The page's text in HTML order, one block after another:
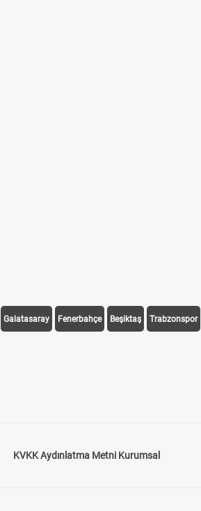
Galatasaray Fenerbahçe Beşiktaş Trabzonspor
KVKK Aydınlatma Metni Kurumsal